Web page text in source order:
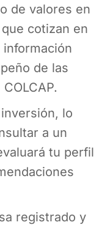
de valores en
cotizan en
de las
lo
a un
tu perfil
registrado y